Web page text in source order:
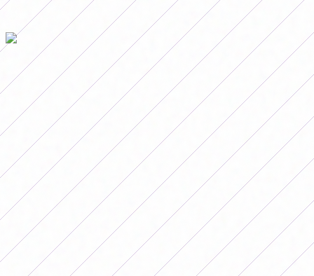
programação foi estendida por cinco dias.